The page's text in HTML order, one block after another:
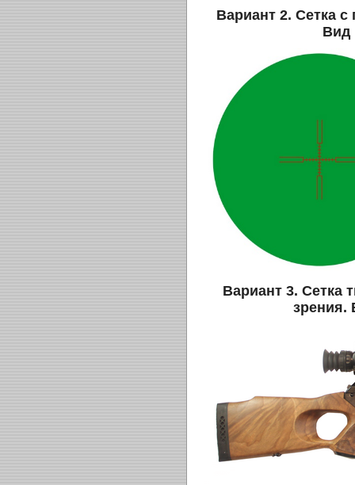
Вариант 2. Сетка
Вид
Вариант 3. Сетка
зрения.